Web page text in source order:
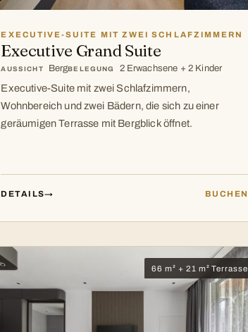
EXECUTIVE-SUITE MIT ZWEI SCHLAFZIMMERN
Executive Grand Suite
AUSSICHT BergBELEGUNG 2 Erwachsene + 2 Kinder
Executive-Suite mit zwei Schlafzimmern,
Wohnbereich und zwei Bädern, die sich zu einer
geräumigen Terrasse mit Bergblick öffnet.
DETAILS→ BUCHEN
66 m² + 21 m² Terrasse